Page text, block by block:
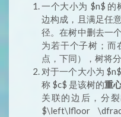
一个大小为 $n$ 的
边构成，且满足任
径。在树中删去一
为若干个子树；而
点，下同），树将
对于一个大小为
称 $c$ 是该树的重
关联的边后，分
$\left\lfloor